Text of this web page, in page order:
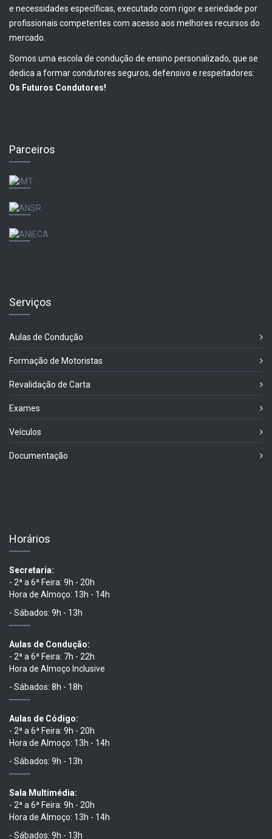
e necessidades específicas, executado com rigor e seriedade por
profissionais competentes com acesso aos melhores recursos do
mercado.
Somos uma escola de condução de ensino personalizado, que se
dedica a formar condutores seguros, defensivo e respeitadores:
Os Futuros Condutores!
Parceiros
Serviços
Aulas de Condução
Formação de Motoristas
Revalidação de Carta
Exames
Veículos
Documentação
Horários
Secretaria:
- 2ª a 6ª Feira: 9h - 20h
Hora de Almoço: 13h - 14h
- Sábados: 9h - 13h
Aulas de Condução:
- 2ª a 6ª Feira: 7h - 22h
Hora de Almoço Inclusive
- Sábados: 8h - 18h
Aulas de Código:
- 2ª a 6ª Feira: 9h - 20h
Hora de Almoço: 13h - 14h
- Sábados: 9h - 13h
Sala Multimédia:
- 2ª a 6ª Feira: 9h - 20h
Hora de Almoço: 13h - 14h
- Sábados: 9h - 13h